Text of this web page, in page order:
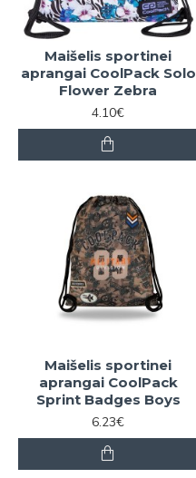
Maišelis sportinei
aprangai CoolPack Solo
Flower Zebra
4.10€
Maišelis sportinei
aprangai CoolPack
Sprint Badges Boys
6.23€